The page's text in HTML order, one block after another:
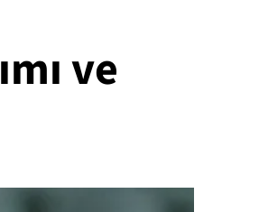
ve